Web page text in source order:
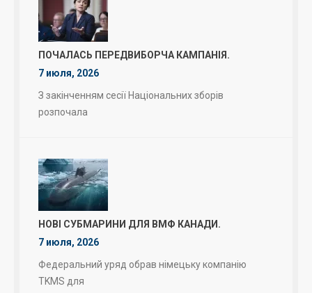
ПОЧАЛАСЬ ПЕРЕДВИБОРЧА КАМПАНІЯ.
7 июля, 2026
З закінченням сесії Національних зборів
розпочала
НОВІ СУБМАРИНИ ДЛЯ ВМФ КАНАДИ.
7 июля, 2026
Федеральний уряд обрав німецьку компанію
TKMS для